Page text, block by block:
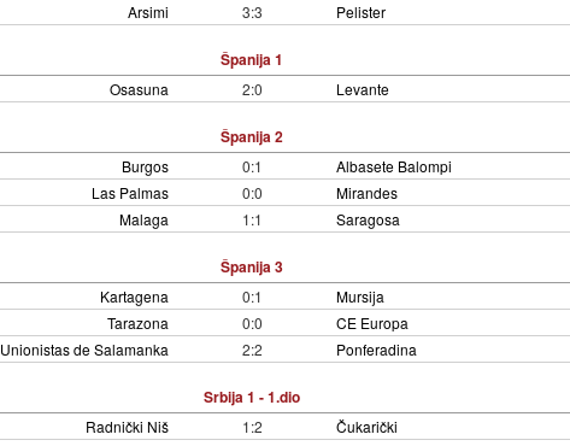
Arsimi 3:3 Pelister
Španija 1
Osasuna 2:0 Levante
Španija 2
Burgos 0:1
Albasete Balompi
Las Palmas
0:0
Mirandes
Malaga
1:1 Saragosa
Španija 3
Kartagena 0:1
Mursija
Tarazona
0:0
CE Europa
Unionistas de Salamanka
2:2 Ponferadina
Srbija 1 - 1.dio
Radnički Niš 1:2
Čukarički